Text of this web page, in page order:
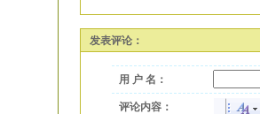
发表评论：
用 户 名：
评论内容：